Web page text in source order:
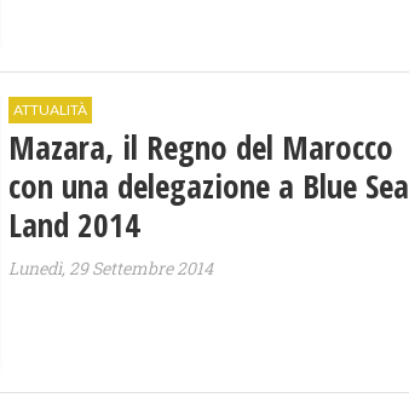
ATTUALITÀ
Mazara, il Regno del Marocco
con una delegazione a Blue Sea
Land 2014
Lunedì, 29 Settembre 2014